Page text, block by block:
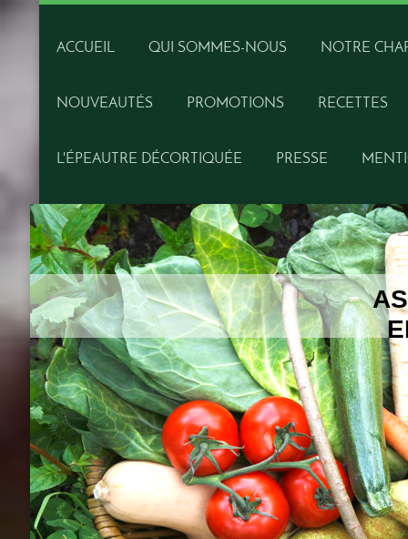
ACCUEIL QUI SOMMES-NOUS NOTRE
NOUVEAUTÉS PROMOTIONS RECETTES
L'ÉPEAUTRE DÉCORTIQUÉE PRESSE